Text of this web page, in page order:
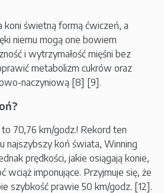
koni świetną formą ćwiczeń, a
niemu mogą one bowiem
i wytrzymałość mięśni bez
metabolizm cukrów oraz
naczyniową [8] [9].
70,76 km/godz.! Rekord ten
najszybszy koń świata, Winning
prędkości, jakie osiągają konie,
wciąż imponujące. Przyjmuje się, że
szybkość prawie 50 km/godz. [12].